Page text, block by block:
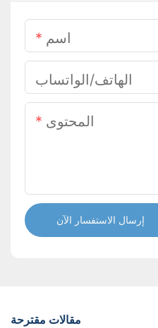
اسم
الهاتف/الواتساب
المحتوى
إرسال الاستفسار الآن
مقالات مقترحة